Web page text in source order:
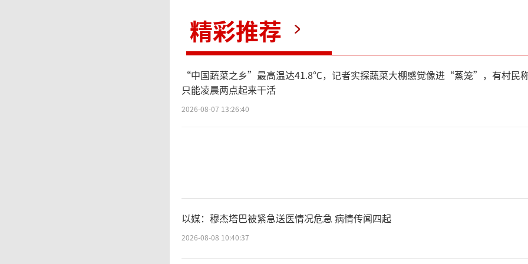
精彩推荐
“中国蔬菜之乡”最高温达41.8℃，记者实探蔬菜大棚感觉像进“蒸笼”，有村民
只能凌晨两点起来干活
2026-08-07 13:26:40
以媒：穆杰塔巴被紧急送医情况危急 病情传闻四起
2026-08-08 10:40:37